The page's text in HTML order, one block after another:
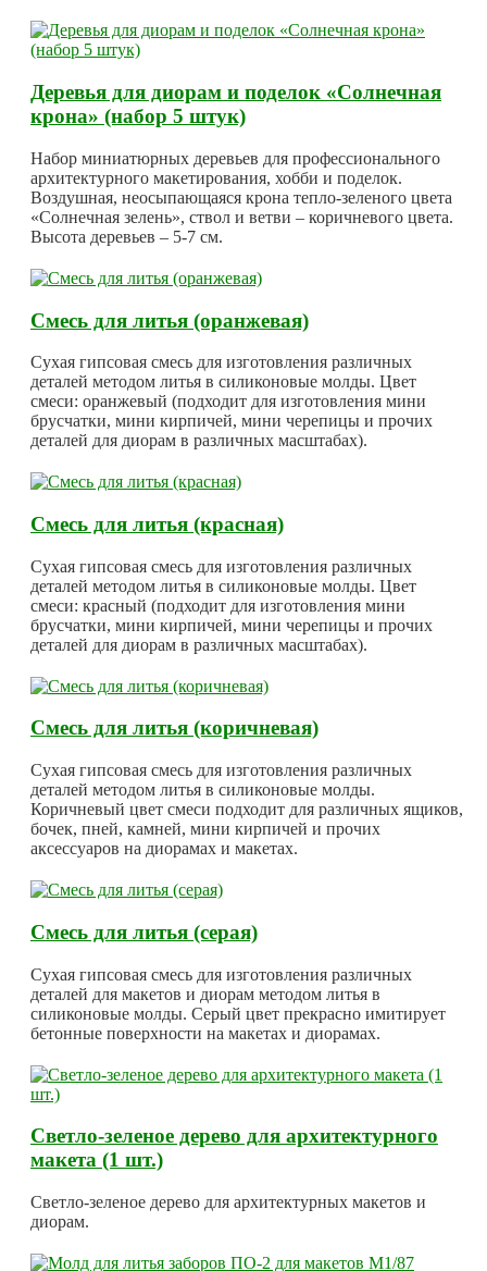
Деревья для диорам и поделок «Солнечная
крона» (набор 5 штук)
Набор миниатюрных деревьев для профессионального
архитектурного макетирования, хобби и поделок.
Воздушная, неосыпающаяся крона тепло-зеленого цвета
«Солнечная зелень», ствол и ветви – коричневого цвета.
Высота деревьев – 5-7 см.
Смесь для литья (оранжевая)
Сухая гипсовая смесь для изготовления различных
деталей методом литья в силиконовые молды. Цвет
смеси: оранжевый (подходит для изготовления мини
брусчатки, мини кирпичей, мини черепицы и прочих
деталей для диорам в различных масштабах).
Смесь для литья (красная)
Сухая гипсовая смесь для изготовления различных
деталей методом литья в силиконовые молды. Цвет
смеси: красный (подходит для изготовления мини
брусчатки, мини кирпичей, мини черепицы и прочих
деталей для диорам в различных масштабах).
Смесь для литья (коричневая)
Сухая гипсовая смесь для изготовления различных
деталей методом литья в силиконовые молды.
Коричневый цвет смеси подходит для различных ящиков,
бочек, пней, камней, мини кирпичей и прочих
аксессуаров на диорамах и макетах.
Смесь для литья (серая)
Сухая гипсовая смесь для изготовления различных
деталей для макетов и диорам методом литья в
силиконовые молды. Серый цвет прекрасно имитирует
бетонные поверхности на макетах и диорамах.
Светло-зеленое дерево для архитектурного
макета (1 шт.)
Светло-зеленое дерево для архитектурных макетов и
диорам.